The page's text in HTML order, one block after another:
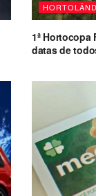
1ª
datas de